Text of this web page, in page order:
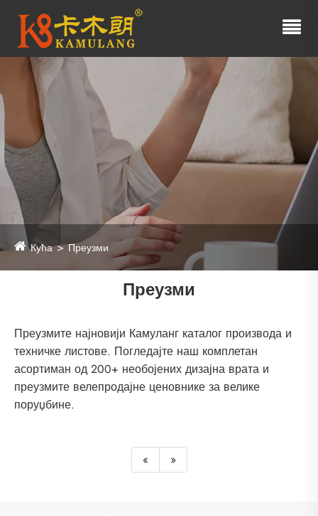
Кућа Преузми
Преузми
Преузмите најновији Камуланг каталог производа и
техничке листове. Погледајте наш комплетан
асортиман од 200+ необојених дизајна врата и
преузмите велепродајне ценовнике за велике
поруџбине.
« »